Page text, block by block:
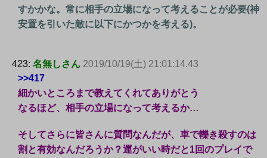
すかかな。常に相手の立場になって考えることが必要(神
安置を引いた敵に以下にかつかを考える)。
423: 名無しさん 2019/10/19(土) 21:01:14.43
>>417
細かいところまで教えてくれてありがとう
なるほど、相手の立場になって考えるか…
そしてさらに皆さんに質問なんだが、車で轢き殺すのは
割と有効なんだろうか？運がいい時だと1回のプレイで